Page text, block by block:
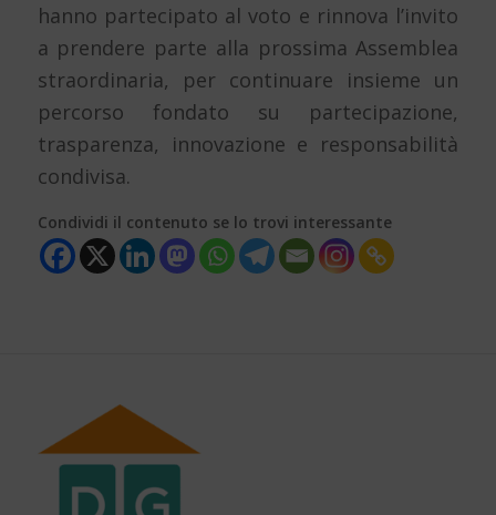
hanno partecipato al voto e rinnova l’invito
a prendere parte alla prossima Assemblea
straordinaria, per continuare insieme un
percorso fondato su partecipazione,
trasparenza, innovazione e responsabilità
condivisa.
Condividi il contenuto se lo trovi interessante